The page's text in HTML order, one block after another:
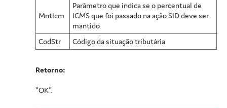
MntIcm
Parâmetro que indica se o percentual de
ICMS que foi passado na ação SID deve ser
mantido
CodStr
Código da situação tributária
Retorno:
"OK".